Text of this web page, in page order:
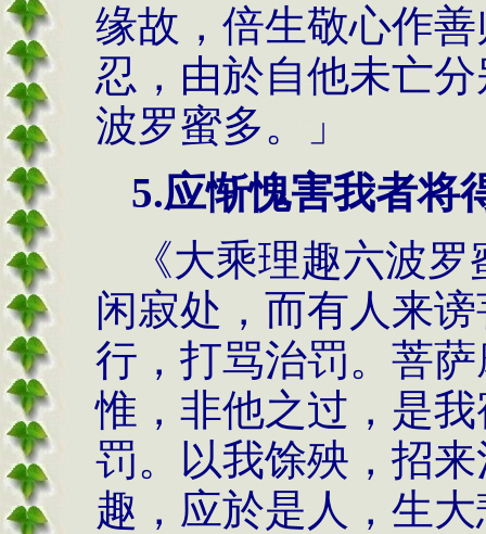
缘故，倍生敬心作
忍，由於自他未亡
波罗蜜多。」
5.应惭愧害我者将
《大乘理趣六波
闲寂处，而有人来
行，打骂治罚。菩
惟，非他之过，是
罚。以我馀殃，招
趣，应於是人，生